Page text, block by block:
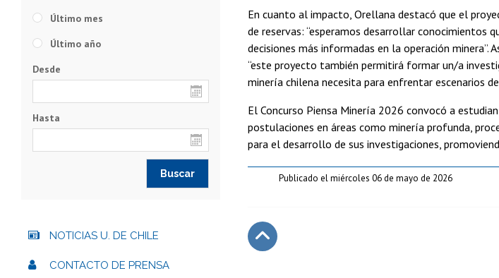
En cuanto al impacto, Orellana destacó que el
de reservas: “esperamos desarrollar conocimientos
decisiones más informadas en la operación
“este proyecto también permitirá formar un/a
minería chilena necesita para enfrentar escenarios
El Concurso Piensa Minería 2026 convocó a
postulaciones en áreas como minería profunda,
para el desarrollo de sus investigaciones,
Publicado el miércoles 06 de mayo de 2026
Último mes
Último año
Desde
Hasta
NOTICIAS U. DE CHILE
CONTACTO DE PRENSA